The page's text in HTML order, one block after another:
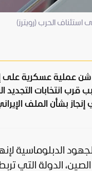
استئناف الحرب (رويترز)
شن عملية عسكرية على
قرب انتخابات التجديد
بشأن الملف
الدبلوماسية
الصين، الدولة التي